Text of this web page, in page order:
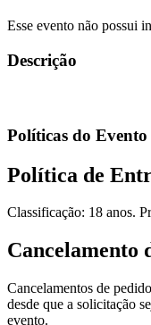
Esse evento não possui
Descrição
Políticas do Evento
Política de
Classificação: 18 anos.
Cancelamento
Cancelamentos de
desde que a solicitação
evento.